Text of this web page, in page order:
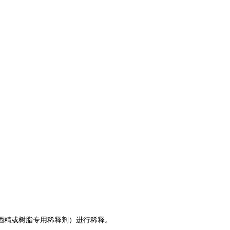
精或树脂专用稀释剂）进行稀释。